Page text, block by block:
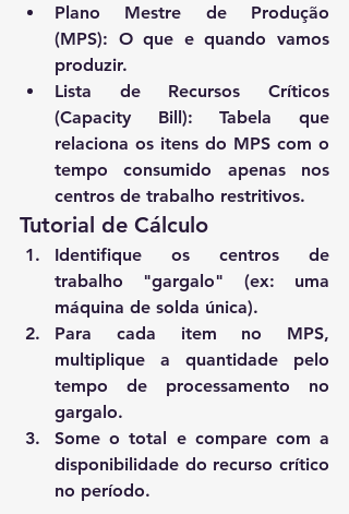
Plano Mestre de Produção
(MPS): O que e quando vamos
produzir.
Lista de Recursos Críticos
(Capacity Bill): Tabela que
relaciona os itens do MPS com o
tempo consumido apenas nos
centros de trabalho restritivos.
Tutorial de Cálculo
Identifique os centros de
trabalho "gargalo" (ex: uma
máquina de solda única).
Para cada item no MPS,
multiplique a quantidade pelo
tempo de processamento no
gargalo.
Some o total e compare com a
disponibilidade do recurso crítico
no período.